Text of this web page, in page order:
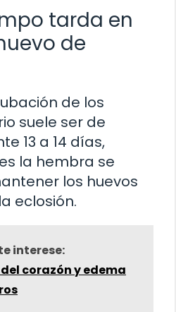
tarda en
de
de los
suele ser de
13 a 14 días,
la hembra se
los huevos
eclosión.
interese:
corazón y edema